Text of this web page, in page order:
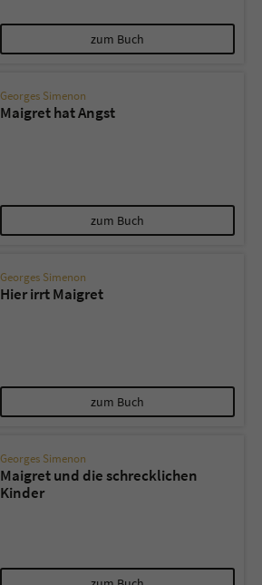
zum Buch
Georges Simenon
Maigret hat Angst
zum Buch
Georges Simenon
Hier irrt Maigret
zum Buch
Georges Simenon
Maigret und die schrecklichen
Kinder